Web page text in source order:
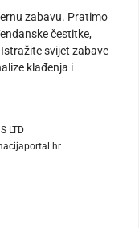
zabavu. Pratimo
čestitke,
svijet zabave
klađenja i
LTD